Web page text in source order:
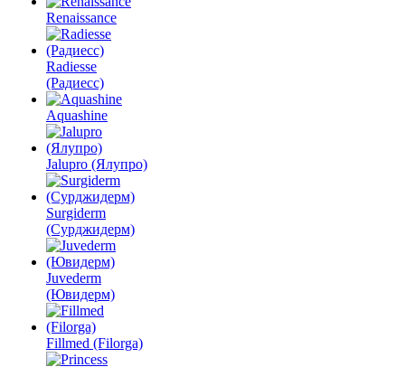
Renaissance
Radiesse
(Радиесс)
Aquashine
Jalupro (Ялупро)
Surgiderm
(Сурджидерм)
Juvederm
(Ювидерм)
Fillmed (Filorga)